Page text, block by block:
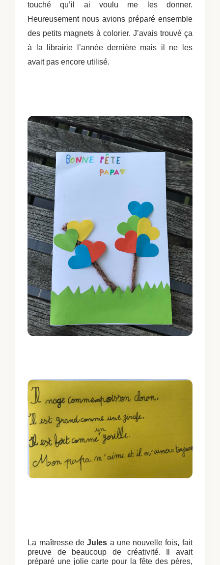
touché qu’il ai voulu me les donner.
Heureusement nous avions préparé ensemble
des petits magnets à colorier. J’avais trouvé ça
à la librairie l’année dernière mais il ne les
avait pas encore utilisé.
La maîtresse deJules a une nouvelle fois, fait
preuve de beaucoup de créativité. Il avait
préparé une jolie carte pour la fête des pères,